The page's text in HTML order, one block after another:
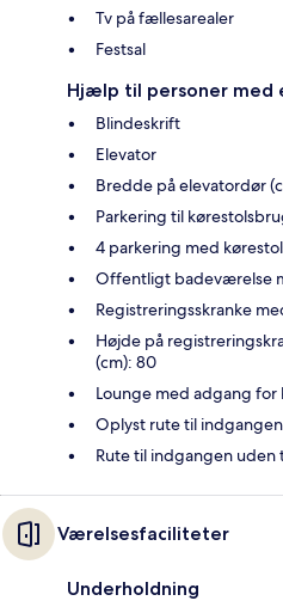
Tv på fællesarealer
Festsal
Hjælp til personer med
Blindeskrift
Elevator
Bredde på elevatordør
Parkering til
4 parkering med
Offentligt badeværelse
Registreringsskranke
Højde på
(cm): 80
Lounge med adgang
Oplyst rute til indgangen
Rute til indgangen uden
Værelsesfaciliteter
Underholdning